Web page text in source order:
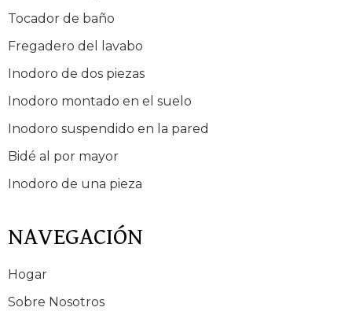
Tocador de baño
Fregadero del lavabo
Inodoro de dos piezas
Inodoro montado en el suelo
Inodoro suspendido en la pared
Bidé al por mayor
Inodoro de una pieza
NAVEGACIÓN
Hogar
Sobre Nosotros